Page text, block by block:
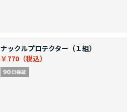
ナックルプロテクター（１組）
￥770